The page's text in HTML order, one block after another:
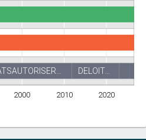
2000 2010 2020
DELOIT…